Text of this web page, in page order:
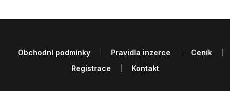
Obchodní podmínky Pravidla inzerce
Ceník
Registrace
Kontakt